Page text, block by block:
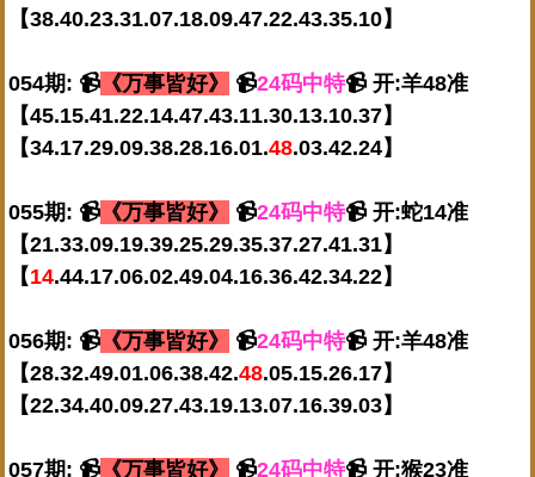
【38.40.23.31.07.18.09.47.22.43.35.10】
054期: 📹 《万事皆好》 📹24码中特📹 开:羊48准
【45.15.41.22.14.47.43.11.30.13.10.37】
【34.17.29.09.38.28.16.01.48.03.42.24】
055期: 📹 《万事皆好》 📹24码中特📹 开:蛇14准
【21.33.09.19.39.25.29.35.37.27.41.31】
【14.44.17.06.02.49.04.16.36.42.34.22】
056期: 📹 《万事皆好》 📹24码中特📹 开:羊48准
【28.32.49.01.06.38.42.48.05.15.26.17】
【22.34.40.09.27.43.19.13.07.16.39.03】
057期: 📹 《万事皆好》 📹24码中特📹 开:猴23准